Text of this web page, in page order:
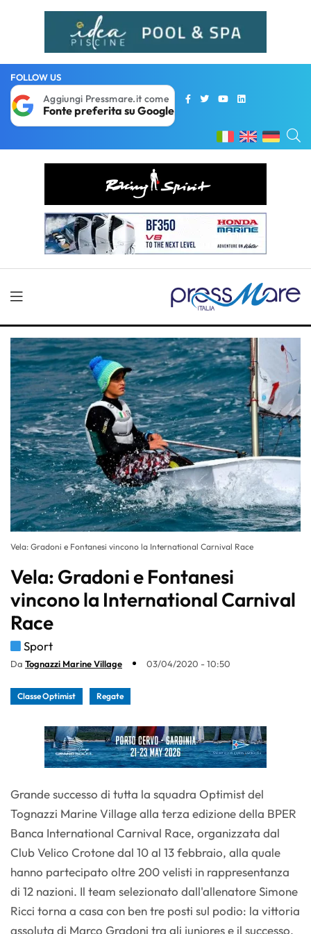
FOLLOW US
Aggiungi Pressmare.it come
Fonte preferita su Google
Vela: Gradoni e Fontanesi vincono la International Carnival Race
Vela: Gradoni e Fontanesi
vincono la International Carnival
Race
Sport
Da Tognazzi Marine Village 03/04/2020 - 10:50
Classe Optimist Regate
Grande successo di tutta la squadra Optimist del
Tognazzi Marine Village alla terza edizione della BPER
Banca International Carnival Race, organizzata dal
Club Velico Crotone dal 10 al 13 febbraio, alla quale
hanno partecipato oltre 200 velisti in rappresentanza
di 12 nazioni. Il team selezionato dall'allenatore Simone
Ricci torna a casa con ben tre posti sul podio: la vittoria
assoluta di Marco Gradoni tra gli juniores e il successo,